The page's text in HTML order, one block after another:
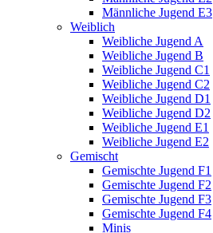
Männliche Jugend E3
Weiblich
Weibliche Jugend A
Weibliche Jugend B
Weibliche Jugend C1
Weibliche Jugend C2
Weibliche Jugend D1
Weibliche Jugend D2
Weibliche Jugend E1
Weibliche Jugend E2
Gemischt
Gemischte Jugend F1
Gemischte Jugend F2
Gemischte Jugend F3
Gemischte Jugend F4
Minis